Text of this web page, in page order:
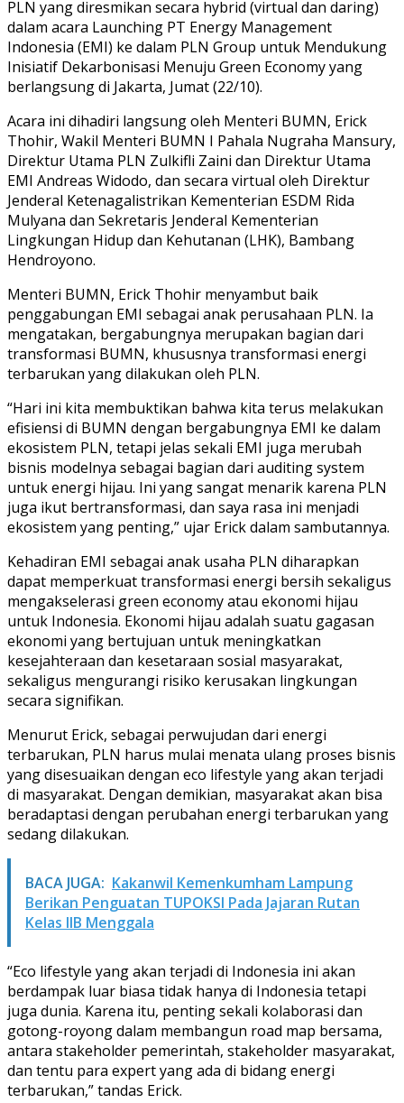
PLN yang diresmikan secara hybrid (virtual dan daring)
dalam acara Launching PT Energy Management
Indonesia (EMI) ke dalam PLN Group untuk Mendukung
Inisiatif Dekarbonisasi Menuju Green Economy yang
berlangsung di Jakarta, Jumat (22/10).
Acara ini dihadiri langsung oleh Menteri BUMN, Erick
Thohir, Wakil Menteri BUMN I Pahala Nugraha Mansury,
Direktur Utama PLN Zulkifli Zaini dan Direktur Utama
EMI Andreas Widodo, dan secara virtual oleh Direktur
Jenderal Ketenagalistrikan Kementerian ESDM Rida
Mulyana dan Sekretaris Jenderal Kementerian
Lingkungan Hidup dan Kehutanan (LHK), Bambang
Hendroyono.
Menteri BUMN, Erick Thohir menyambut baik
penggabungan EMI sebagai anak perusahaan PLN. Ia
mengatakan, bergabungnya merupakan bagian dari
transformasi BUMN, khususnya transformasi energi
terbarukan yang dilakukan oleh PLN.
“Hari ini kita membuktikan bahwa kita terus melakukan
efisiensi di BUMN dengan bergabungnya EMI ke dalam
ekosistem PLN, tetapi jelas sekali EMI juga merubah
bisnis modelnya sebagai bagian dari auditing system
untuk energi hijau. Ini yang sangat menarik karena PLN
juga ikut bertransformasi, dan saya rasa ini menjadi
ekosistem yang penting,” ujar Erick dalam sambutannya.
Kehadiran EMI sebagai anak usaha PLN diharapkan
dapat memperkuat transformasi energi bersih sekaligus
mengakselerasi green economy atau ekonomi hijau
untuk Indonesia. Ekonomi hijau adalah suatu gagasan
ekonomi yang bertujuan untuk meningkatkan
kesejahteraan dan kesetaraan sosial masyarakat,
sekaligus mengurangi risiko kerusakan lingkungan
secara signifikan.
Menurut Erick, sebagai perwujudan dari energi
terbarukan, PLN harus mulai menata ulang proses bisnis
yang disesuaikan dengan eco lifestyle yang akan terjadi
di masyarakat. Dengan demikian, masyarakat akan bisa
beradaptasi dengan perubahan energi terbarukan yang
sedang dilakukan.
BACA JUGA: Kakanwil Kemenkumham Lampung
Berikan Penguatan TUPOKSI Pada Jajaran Rutan
Kelas IIB Menggala
“Eco lifestyle yang akan terjadi di Indonesia ini akan
berdampak luar biasa tidak hanya di Indonesia tetapi
juga dunia. Karena itu, penting sekali kolaborasi dan
gotong-royong dalam membangun road map bersama,
antara stakeholder pemerintah, stakeholder masyarakat,
dan tentu para expert yang ada di bidang energi
terbarukan,” tandas Erick.